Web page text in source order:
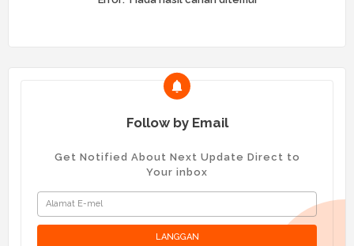
Follow by Email
Get Notified About Next Update Direct to
Your inbox